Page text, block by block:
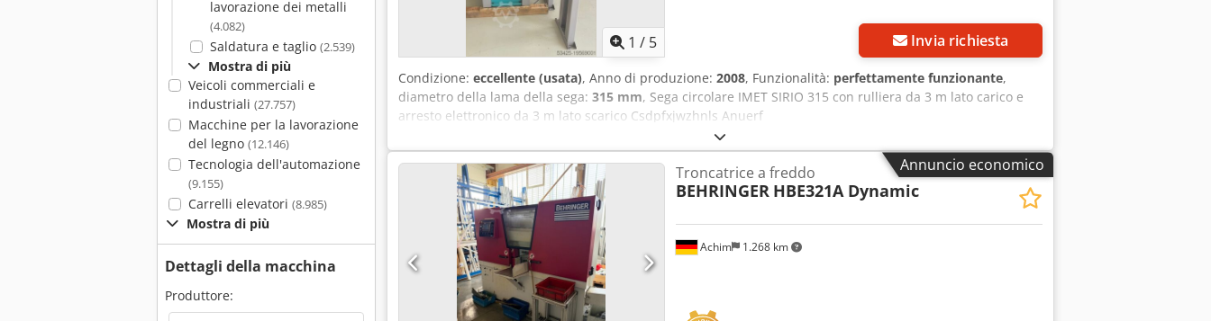
lavorazione dei metalli
(4.082)
Saldatura e taglio (2.539)
Mostra di più
Veicoli commerciali e
industriali (27.757)
Macchine per la lavorazione
del legno (12.146)
Tecnologia dell'automazione
(9.155)
Carrelli elevatori (8.985)
Mostra di più
Dettagli della macchina
Produttore:
trasmissione e 2 velocità del motore - Sistema di raffreddamento integrato nel basamento della macchina
Ingombro (L x L x H): 2000 x 1100 x 2030 mm Peso: 650 kg In buone condizioni
1 / 5 Invia richiesta
Condizione: eccellente (usata), Anno di produzione: 2008, Funzionalità: perfettamente funzionante,
diametro della lama della sega: 315 mm, Sega circolare IMET SIRIO 315 con rulliera da 3 m lato carico e
arresto elettronico da 3 m lato scarico Csdpfxjwzhnls Anuerf
Annuncio economico
Achim 1.268 km
Troncatrice a freddo
BEHRINGER HBE321A Dynamic